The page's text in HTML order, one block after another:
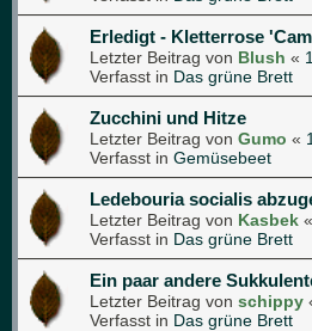
Erledigt - Kletterrose
Letzter Beitrag von Blush «
Verfasst in Das grüne Brett
Zucchini und Hitze
Letzter Beitrag von Gumo «
Verfasst in Gemüsebeet
Ledebouria socialis
Letzter Beitrag von Kasbek «
Verfasst in Das grüne Brett
Ein paar andere
Letzter Beitrag von schippy
Verfasst in Das grüne Brett